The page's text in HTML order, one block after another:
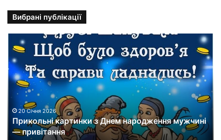
Вибрані публікації
и
к
о
20 Січня 2026
Прикольні картинки з Днем народження мужчині
— привітання